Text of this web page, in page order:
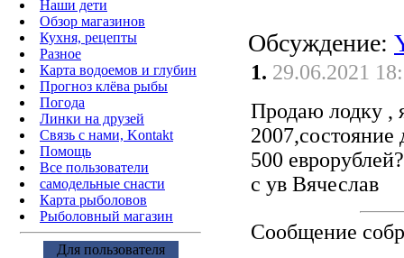
Наши дети
Обзор магазинов
Кухня, рецепты
Разное
Карта водоемов и глубин
Прогноз клёва рыбы
Погода
Линки на друзей
Связь с нами, Kontakt
Помощь
Все пользователи
самодельные снасти
Карта рыболовов
Рыболовный магазин
Для пользователя
Обсуждение:
1. 29.06.2021
Продаю лодку ,
2007,состояние
500
с ув Вячеслав
Сообщение